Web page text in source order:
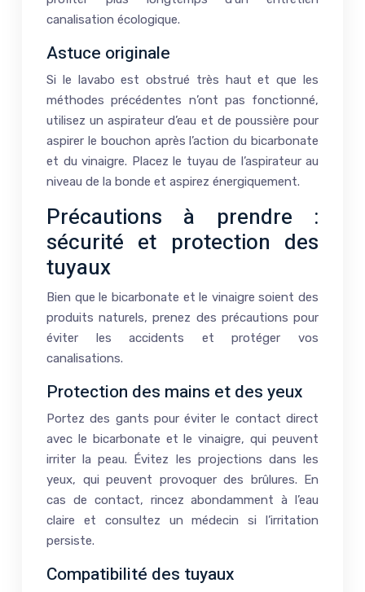
canalisation écologique.
Astuce originale
Si le lavabo est obstrué très haut et que les
méthodes précédentes n’ont pas fonctionné,
utilisez un aspirateur d’eau et de poussière pour
aspirer le bouchon après l’action du bicarbonate
et du vinaigre. Placez le tuyau de l’aspirateur au
niveau de la bonde et aspirez énergiquement.
Précautions à prendre :
sécurité et protection des
tuyaux
Bien que le bicarbonate et le vinaigre soient des
produits naturels, prenez des précautions pour
éviter les accidents et protéger vos
canalisations.
Protection des mains et des yeux
Portez des gants pour éviter le contact direct
avec le bicarbonate et le vinaigre, qui peuvent
irriter la peau. Évitez les projections dans les
yeux, qui peuvent provoquer des brûlures. En
cas de contact, rincez abondamment à l’eau
claire et consultez un médecin si l’irritation
persiste.
Compatibilité des tuyaux